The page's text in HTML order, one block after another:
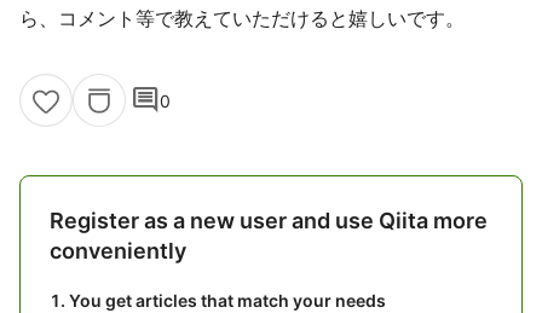
ら、コメント等で教えていただけると嬉しいです。
comment0
Register as a new user and use Qiita more
conveniently
You get articles that match your needs